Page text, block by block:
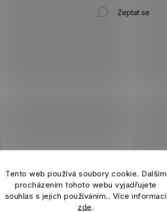
Tento web používá soubory cookie. Dalším
procházením tohoto webu vyjadřujete
souhlas s jejich používáním.. Více informací
zde.
Zeptat se